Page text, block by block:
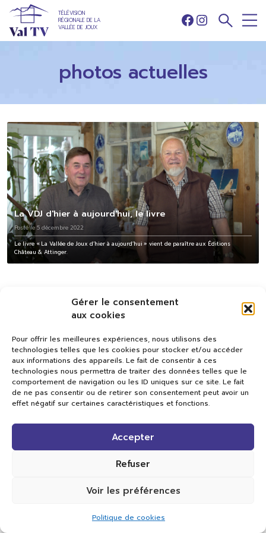
Gérer le consentement
aux cookies
Pour offrir les meilleures expériences, nous utilisons des
technologies telles que les cookies pour stocker et/ou accéder
aux informations des appareils. Le fait de consentir à ces
technologies nous permettra de traiter des données telles que le
comportement de navigation ou les ID uniques sur ce site. Le fait
de ne pas consentir ou de retirer son consentement peut avoir un
effet négatif sur certaines caractéristiques et fonctions.
Accepter
Refuser
Voir les préférences
Politique de cookies
TÉLÉVISION
RÉGIONALE DE LA
VALLÉE DE JOUX
Facebook
Instagram
photos actuelles
La VDJ d'hier à aujourd'hui, le livre
Posté le 5 décembre 2022
Le livre « La Vallée de Joux d’hier à aujourd’hui » vient de paraître aux Éditions
Château & Attinger.
Val TV
Centre de Compétences Médias
Rue du Pont-Neuf 24
Tous droits réservés.
Réalisation Cavin-Baudat Digital Lab